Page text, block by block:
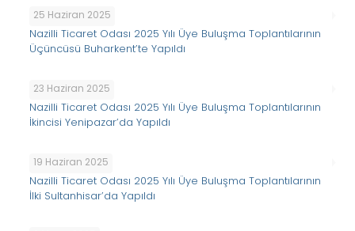
25 Haziran 2025
Nazilli Ticaret Odası 2025 Yılı Üye Buluşma Toplantılarının
Üçüncüsü Buharkent’te Yapıldı
23 Haziran 2025
Nazilli Ticaret Odası 2025 Yılı Üye Buluşma Toplantılarının
İkincisi Yenipazar’da Yapıldı
19 Haziran 2025
Nazilli Ticaret Odası 2025 Yılı Üye Buluşma Toplantılarının
İlki Sultanhisar’da Yapıldı